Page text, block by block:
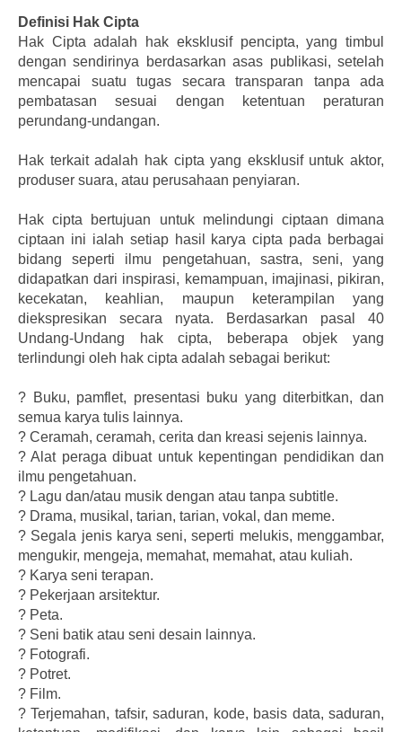
Definisi Hak Cipta
Hak Cipta adalah hak eksklusif pencipta, yang timbul
dengan sendirinya berdasarkan asas publikasi, setelah
mencapai suatu tugas secara transparan tanpa ada
pembatasan sesuai dengan ketentuan peraturan
perundang-undangan.
Hak terkait adalah hak cipta yang eksklusif untuk aktor,
produser suara, atau perusahaan penyiaran.
Hak cipta bertujuan untuk melindungi ciptaan dimana
ciptaan ini ialah setiap hasil karya cipta pada berbagai
bidang seperti ilmu pengetahuan, sastra, seni, yang
didapatkan dari inspirasi, kemampuan, imajinasi, pikiran,
kecekatan, keahlian, maupun keterampilan yang
diekspresikan secara nyata. Berdasarkan pasal 40
Undang-Undang hak cipta, beberapa objek yang
terlindungi oleh hak cipta adalah sebagai berikut:
? Buku, pamflet, presentasi buku yang diterbitkan, dan
semua karya tulis lainnya.
? Ceramah, ceramah, cerita dan kreasi sejenis lainnya.
? Alat peraga dibuat untuk kepentingan pendidikan dan
ilmu pengetahuan.
? Lagu dan/atau musik dengan atau tanpa subtitle.
? Drama, musikal, tarian, tarian, vokal, dan meme.
? Segala jenis karya seni, seperti melukis, menggambar,
mengukir, mengeja, memahat, memahat, atau kuliah.
? Karya seni terapan.
? Pekerjaan arsitektur.
? Peta.
? Seni batik atau seni desain lainnya.
? Fotografi.
? Potret.
? Film.
? Terjemahan, tafsir, saduran, kode, basis data, saduran,